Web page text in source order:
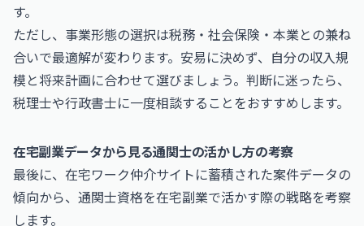
す。
ただし、事業形態の選択は税務・社会保険・本業との兼ね
合いで最適解が変わります。安易に決めず、自分の収入規
模と将来計画に合わせて選びましょう。判断に迷ったら、
税理士や行政書士に一度相談することをおすすめします。
在宅副業データから見る通関士の活かし方の考察
最後に、在宅ワーク仲介サイトに蓄積された案件データの
傾向から、通関士資格を在宅副業で活かす際の戦略を考察
します。